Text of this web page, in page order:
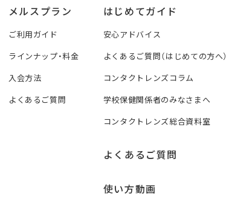
メルスプラン
ご利用ガイド
ラインナップ・料金
入会方法
よくあるご質問
はじめてガイド
安心アドバイス
よくあるご質問（はじめての方へ）
コンタクトレンズコラム
学校保健関係者のみなさまへ
コンタクトレンズ総合資料室
よくあるご質問
使い方動画